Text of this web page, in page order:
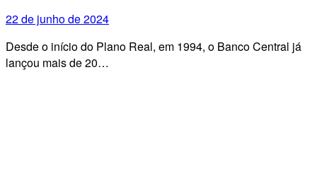
22 de junho de 2024
Desde o início do Plano Real, em 1994, o Banco Central já
lançou mais de 20…